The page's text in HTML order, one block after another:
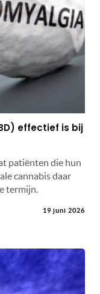
effectief is bij
patiënten die hun
cannabis daar
termijn.
19 juni 2026